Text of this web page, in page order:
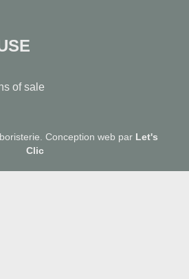
of sale
Conception web par Let's
Clic